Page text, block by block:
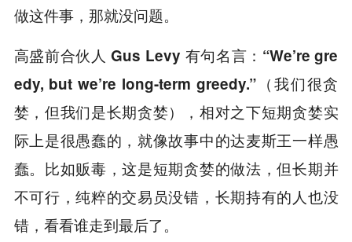
做这件事，那就没问题。
高盛前合伙人 Gus Levy 有句名言：“We’re gre
edy, but we’re long-term greedy.”（我们很贪
婪，但我们是长期贪婪），相对之下短期贪婪实
际上是很愚蠢的，就像故事中的达麦斯王一样愚
蠢。比如贩毒，这是短期贪婪的做法，但长期并
不可行，纯粹的交易员没错，长期持有的人也没
错，看看谁走到最后了。